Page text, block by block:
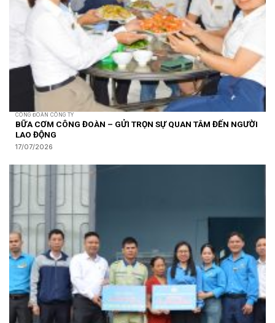
CÔNG ĐOÀN CÔNG TY
BỮA CƠM CÔNG ĐOÀN – GỬI TRỌN SỰ QUAN TÂM ĐẾN NGƯỜI
LAO ĐỘNG
17/07/2026